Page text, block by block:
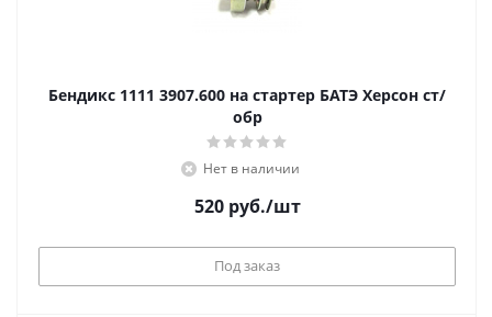
Бендикс 1111 3907.600 на стартер БАТЭ Херсон ст/
обр
Нет в наличии
520руб./шт
Под заказ